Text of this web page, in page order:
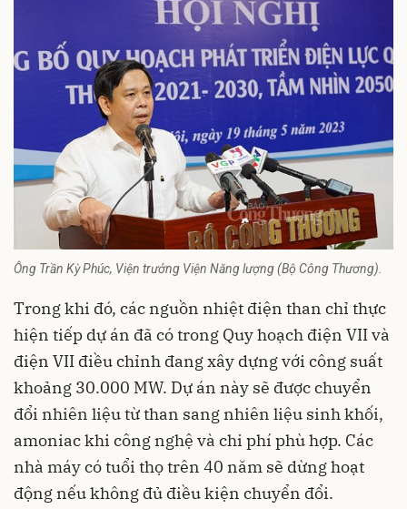
Ông Trần Kỳ Phúc, Viện trưởng Viện Năng lượng (Bộ Công Thương).
Trong khi đó, các nguồn nhiệt điện than chỉ thực
hiện tiếp dự án đã có trong Quy hoạch điện VII và
điện VII điều chỉnh đang xây dựng với công suất
khoảng 30.000 MW. Dự án này sẽ được chuyển
đổi nhiên liệu từ than sang nhiên liệu sinh khối,
amoniac khi công nghệ và chi phí phù hợp. Các
nhà máy có tuổi thọ trên 40 năm sẽ dừng hoạt
động nếu không đủ điều kiện chuyển đổi.